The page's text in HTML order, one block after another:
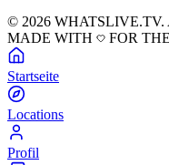
© 2026 WHATSLIVE.TV.
MADE WITH
FOR
Startseite
Locations
Profil